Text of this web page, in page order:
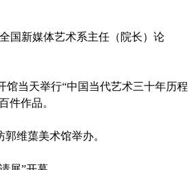
国新媒体艺术系主任（院长）论
馆当天举行“中国当代艺术三十年历程
件作品。
郭维蕖美术馆举办。